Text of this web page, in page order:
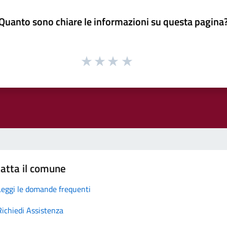
sono chiare le informazioni su questa
il comune
le domande frequenti
Assistenza